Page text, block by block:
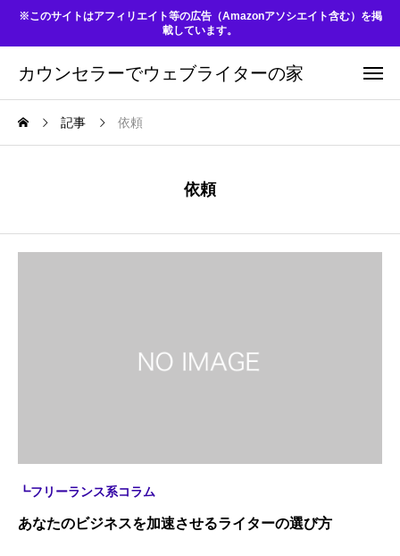
※このサイトはアフィリエイト等の広告（Amazonアソシエイト含む）を掲
載しています。
カウンセラーでウェブライターの家
記事 依頼
依頼
┗フリーランス系コラム
あなたのビジネスを加速させるライターの選び方